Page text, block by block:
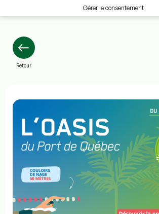
Gérer le consentement
Retour